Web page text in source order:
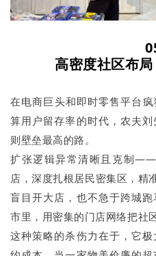
高密度社区布
在电商巨头和即时零售平台
算用户留存率的时代，农夫
则壁垒最高的路。
扩张逻辑异常清晰且克制
店，深度扎根居民密集区，精
盲目开大店，也不急于跨城
市里，用密集的门店网络把社区
这种策略的杀伤力在于，它